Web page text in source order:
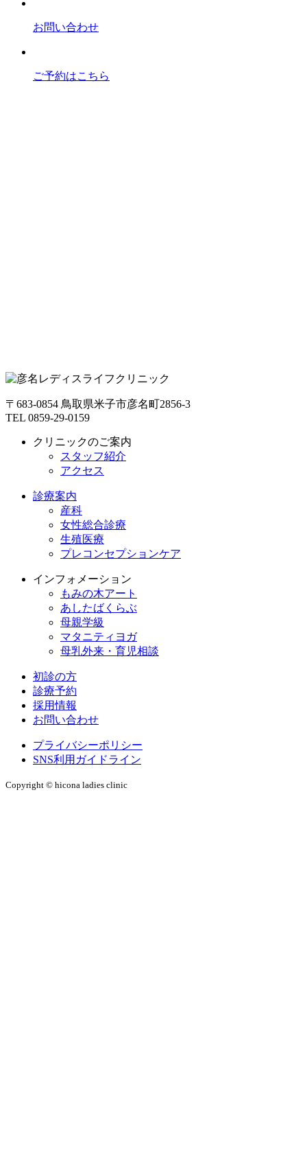
お問い合わせ
ご予約はこちら
〒683-0854 鳥取県米子市彦名町2856-3
TEL 0859-29-0159
クリニックのご案内
スタッフ紹介
アクセス
診療案内
産科
女性総合診療
生殖医療
プレコンセプションケア
インフォメーション
もみの木アート
あしたばくらぶ
母親学級
マタニティヨガ
母乳外来・育児相談
初診の方
診療予約
採用情報
お問い合わせ
プライバシーポリシー
SNS利用ガイドライン
Copyright © hicona ladies clinic